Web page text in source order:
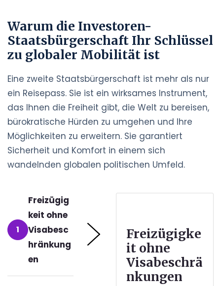
Warum die Investoren-
Staatsbürgerschaft Ihr Schlüssel
zu globaler Mobilität ist
Eine zweite Staatsbürgerschaft ist mehr als nur
ein Reisepass. Sie ist ein wirksames Instrument,
das Ihnen die Freiheit gibt, die Welt zu bereisen,
bürokratische Hürden zu umgehen und Ihre
Möglichkeiten zu erweitern. Sie garantiert
Sicherheit und Komfort in einem sich
wandelnden globalen politischen Umfeld.
1
Freizügig
keit ohne
Visabesc
hränkung
en
Freizügigke
it ohne
Visabeschrä
nkungen